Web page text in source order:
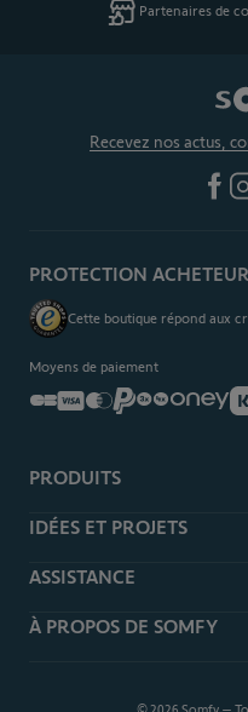
Partenaires de
Recevez nos actus,
PRODUITS
Alarme et sécurité
Caméra de surveillance
Portail et garage
IDÉES ET PROJETS
Je m'informe
Je me prépare
ASSISTANCE
Rétractation
À PROPOS DE SOMFY
Découvrez Somfy
PROTECTION ACHETEUR
Cette boutique répond aux
Moyens de paiement